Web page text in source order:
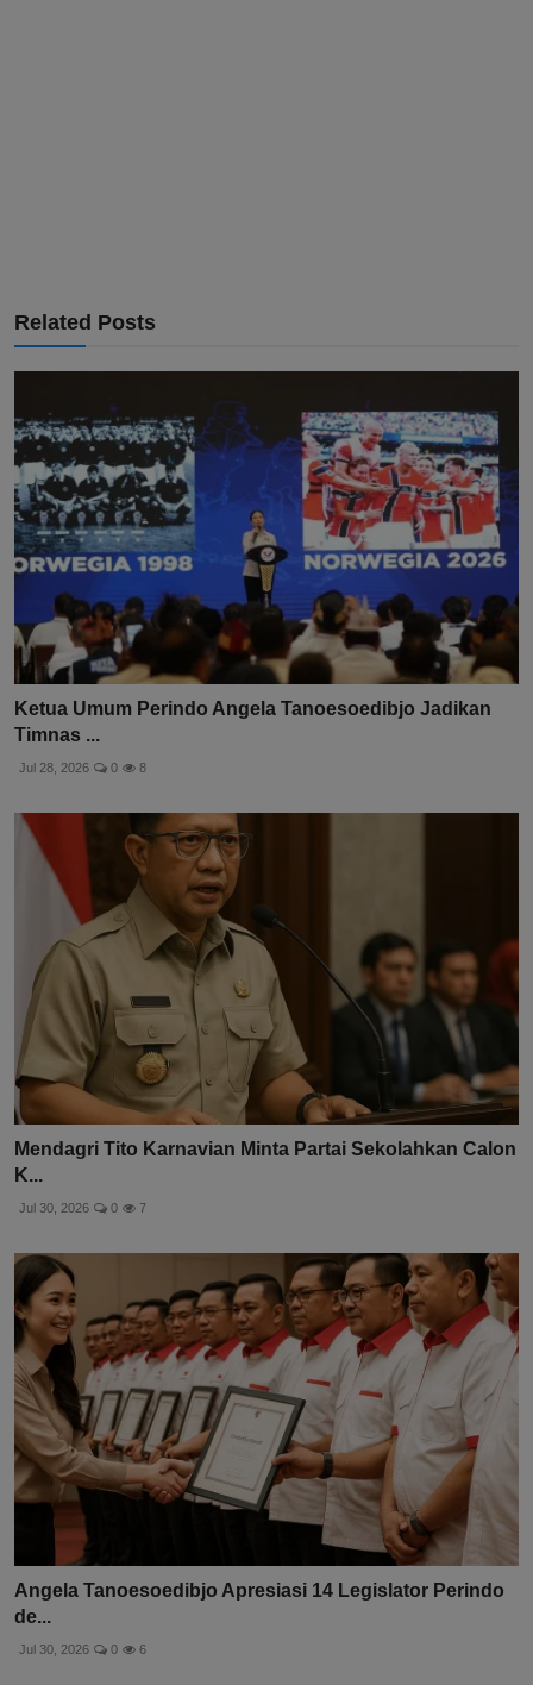
Related Posts
Ketua Umum Perindo Angela Tanoesoedibjo Jadikan
Timnas ...
Jul 28, 2026 0 8
Mendagri Tito Karnavian Minta Partai Sekolahkan Calon
K...
Jul 30, 2026 0 7
Angela Tanoesoedibjo Apresiasi 14 Legislator Perindo
de...
Jul 30, 2026 0 6